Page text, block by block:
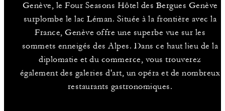
Genève, le Four Seasons Hôtel des Bergues Genève
surplombe le lac Léman. Située à la frontière avec la
France, Genève offre une superbe vue sur les
sommets enneigés des Alpes. Dans ce haut lieu de la
diplomatie et du commerce, vous trouverez
également des galeries d'art, un opéra et de nombreux
restaurants gastronomiques.